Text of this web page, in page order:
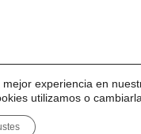
experiencia en
utilizamos o